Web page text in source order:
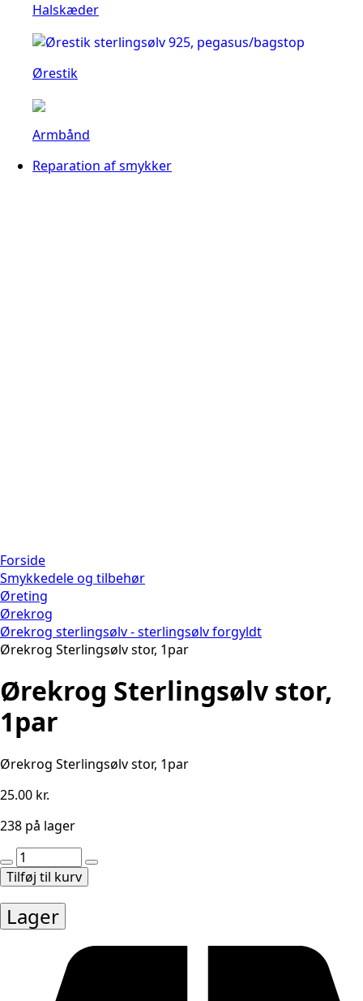
Halskæder
Ørestik
Armbånd
Reparation af smykker
Forside
Smykkedele og tilbehør
Øreting
Ørekrog
Ørekrog sterlingsølv - sterlingsølv forgyldt
Ørekrog Sterlingsølv stor, 1par
Ørekrog Sterlingsølv stor,
1par
Ørekrog Sterlingsølv stor, 1par
25.00 kr.
238 på lager
Ørekrog
Sterlingsølv
stor,
1par
antal
Tilføj til kurv
Lager